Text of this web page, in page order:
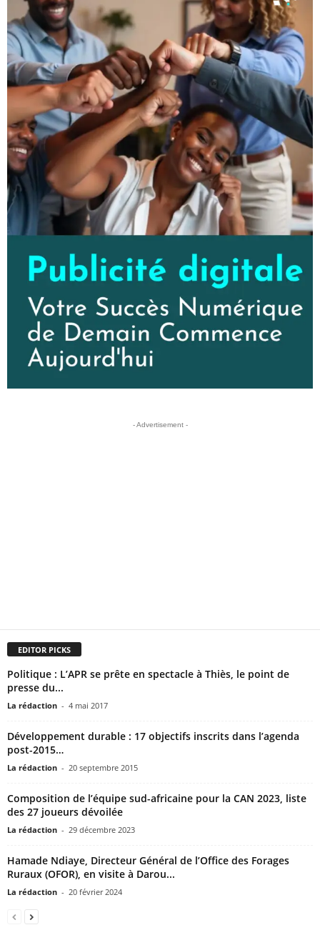
- Advertisement -
EDITOR PICKS
Politique : L’APR se prête en spectacle à Thiès, le point de
presse du...
La rédaction - 4 mai 2017
Développement durable : 17 objectifs inscrits dans l’agenda
post-2015…
La rédaction - 20 septembre 2015
Composition de l’équipe sud-africaine pour la CAN 2023, liste
des 27 joueurs dévoilée
La rédaction - 29 décembre 2023
Hamade Ndiaye, Directeur Général de l’Office des Forages
Ruraux (OFOR), en visite à Darou...
La rédaction - 20 février 2024